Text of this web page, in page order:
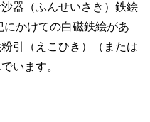
器（ふんせいさき）鉄絵
かけての白磁鉄絵があ
引（えこひき）（または
います。